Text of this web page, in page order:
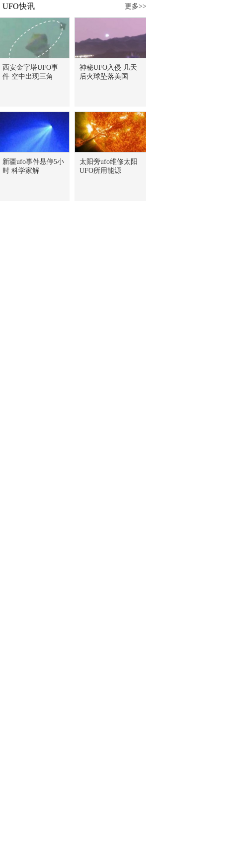
UFO快讯 更多>>
西安金字塔UFO事
件 空中出现三角
神秘UFO入侵 几天
后火球坠落美国
新疆ufo事件悬停5小
时 科学家解
太阳旁ufo维修太阳
UFO所用能源